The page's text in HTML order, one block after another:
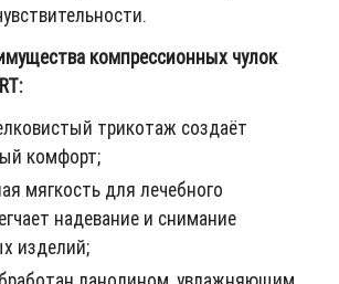
компрессионных чулок
трикотаж создаёт
комфорт;
мягкость для лечебного
надевание и снимание
изделий;